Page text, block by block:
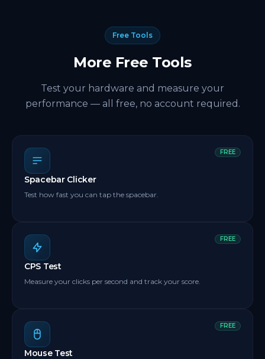
celular não são detectáveis através de um testador
de teclado baseado em navegador.
Free Tools
More Free Tools
Test your hardware and measure your
performance — all free, no account required.
FREE
Spacebar Clicker
Test how fast you can tap the spacebar.
FREE
CPS Test
Measure your clicks per second and track your score.
FREE
Mouse Test